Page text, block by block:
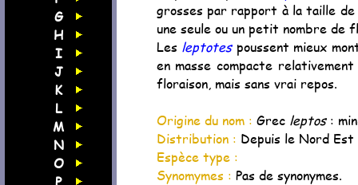
G
H
I
J
K
L
M
N
O
P
grosses par rapport à la taille
une seule ou un petit nombre de
Les leptotespoussent mieux
en masse compacte
floraison, mais sans vrai repos.
Origine du nom : Grec leptos:
Distribution : Depuis le Nord
Espèce type :
Synomymes : Pas de synonymes.